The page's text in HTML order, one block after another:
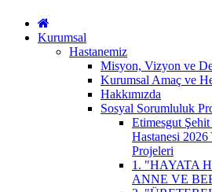
Kurumsal
Hastanemiz
Misyon, Vizyon ve
Kurumsal Amaç ve
Hakkımızda
Sosyal Sorumluluk
Etimesgut
Hastanesi 2026
Projeleri
1. "HAYATA
ANNE VE